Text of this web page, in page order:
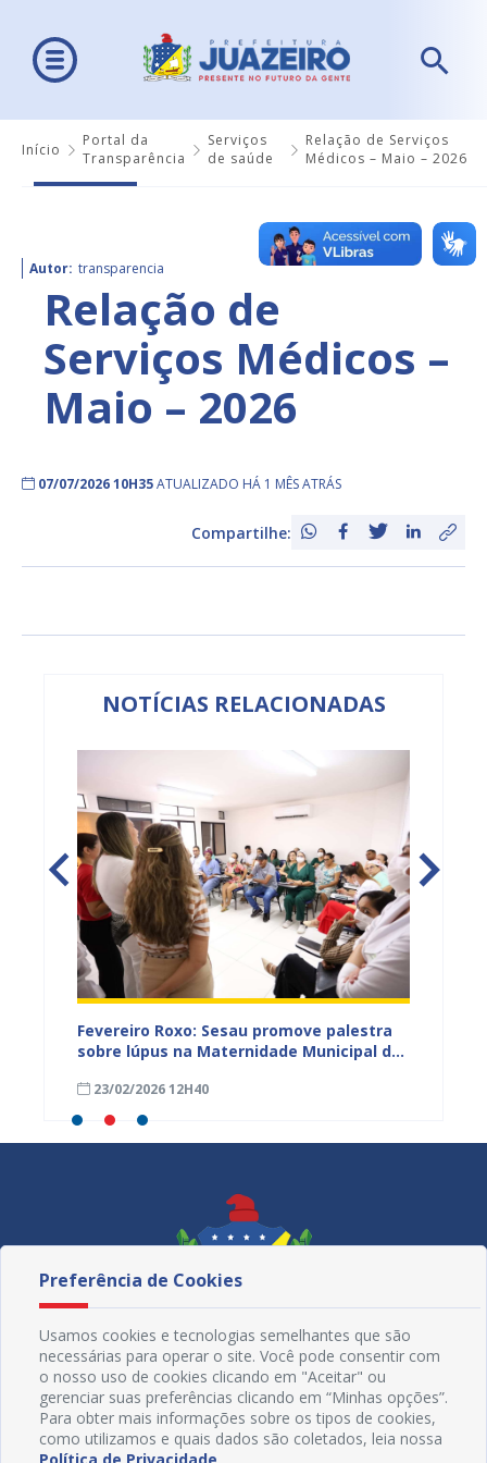
Início
Portal da
Transparência
Serviços
de saúde
Relação de Serviços
Médicos – Maio – 2026
Autor: transparencia
Relação de
Serviços Médicos –
Maio – 2026
07/07/2026 10H35ATUALIZADO HÁ 1 MÊS ATRÁS
Compartilhe:
NOTÍCIAS RELACIONADAS
Fevereiro Roxo: Sesau promove palestra
sobre lúpus na Maternidade Municipal de
23/02/2026 12H40
Preferência de Cookies
Usamos cookies e tecnologias semelhantes que são
necessárias para operar o site. Você pode consentir com
o nosso uso de cookies clicando em "Aceitar" ou
gerenciar suas preferências clicando em “Minhas opções”.
Para obter mais informações sobre os tipos de cookies,
como utilizamos e quais dados são coletados, leia nossa